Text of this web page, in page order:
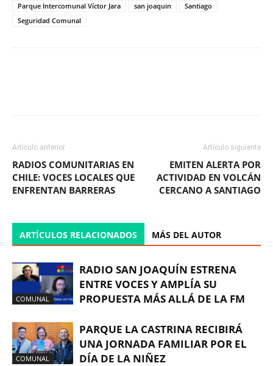
Parque Intercomunal Víctor Jara
san joaquin
Santiago
Seguridad Comunal
Artículo anterior
RADIOS COMUNITARIAS EN
CHILE: VOCES LOCALES QUE
ENFRENTAN BARRERAS
Artículo siguiente
EMITEN ALERTA POR
ACTIVIDAD EN VOLCÁN
CERCANO A SANTIAGO
ARTÍCULOS RELACIONADOS MÁS DEL AUTOR
COMUNAL
RADIO SAN JOAQUÍN ESTRENA
ENTRE VOCES Y AMPLÍA SU
PROPUESTA MÁS ALLÁ DE LA FM
COMUNAL
PARQUE LA CASTRINA RECIBIRÁ
UNA JORNADA FAMILIAR POR EL
DÍA DE LA NIÑEZ